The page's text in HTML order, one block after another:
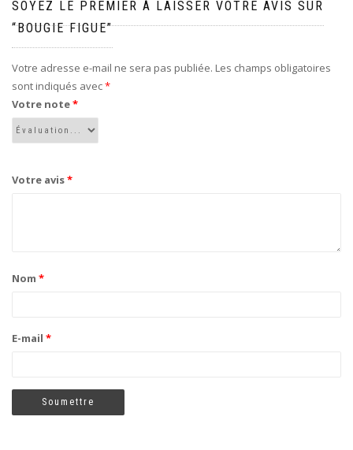
SOYEZ LE PREMIER À LAISSER VOTRE AVIS SUR
“BOUGIE FIGUE”
Votre adresse e-mail ne sera pas publiée. Les champs obligatoires
sont indiqués avec*
Votre note*
Votre avis*
Nom *
E-mail *